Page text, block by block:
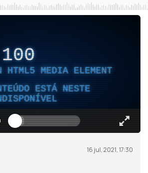
100
HTML5 MEDIA ELEMENT
ESTÁ NESTE
16 jul, 2021, 17:30